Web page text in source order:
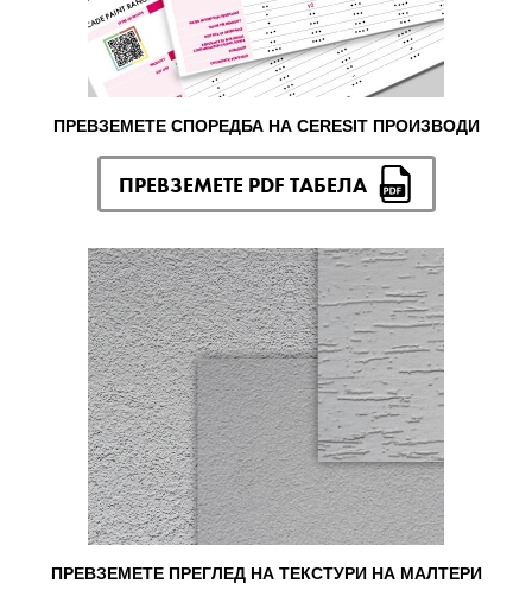
ПРЕВЗЕМЕТЕ СПОРЕДБА НА CERESIT ПРОИЗВОДИ
ПРЕВЗЕМЕТЕ PDF ТАБЕЛА
ПРЕВЗЕМЕТЕ ПРЕГЛЕД НА ТЕКСТУРИ НА МАЛТЕРИ